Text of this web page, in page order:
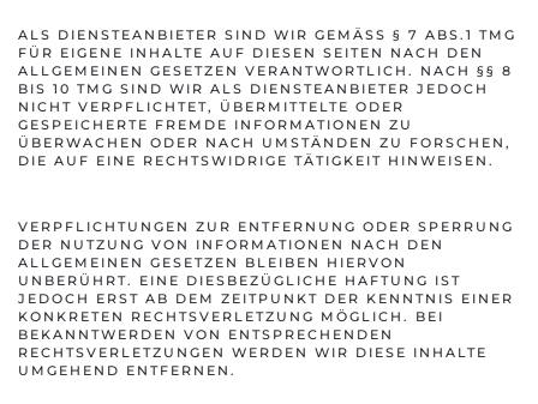
ALS DIENSTEANBIETER SIND WIR GEMÄSS § 7 ABS.1 TMG F
ÜR EIGENE INHALTE AUF DIESEN SEITEN NACH DEN A
LLGEMEINEN GESETZEN VERANTWORTLICH. NACH §§ 8 B
IS 10 TMG SIND WIR ALS DIENSTEANBIETER JEDOCH N
ICHT VERPFLICHTET, ÜBERMITTELTE ODER G
ESPEICHERTE FREMDE INFORMATIONEN ZU Ü
BERWACHEN ODER NACH UMSTÄNDEN ZU FORSCHEN, D
IE AUF EINE RECHTSWIDRIGE TÄTIGKEIT HINWEISEN.
VERPFLICHTUNGEN ZUR ENTFERNUNG ODER SPERRUNG
DER NUTZUNG VON INFORMATIONEN NACH DEN
ALLGEMEINEN GESETZEN BLEIBEN HIERVON
UNBERÜHRT. EINE DIESBEZÜGLICHE HAFTUNG IST
JEDOCH ERST AB DEM ZEITPUNKT DER KENNTNIS EINER
KONKRETEN RECHTSVERLETZUNG MÖGLICH. BEI
BEKANNTWERDEN VON ENTSPRECHENDEN
RECHTSVERLETZUNGEN WERDEN WIR DIESE INHALTE
UMGEHEND ENTFERNEN.